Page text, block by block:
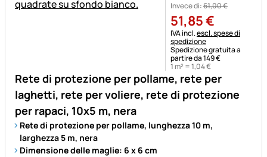
Rete di protezione per pollame, rete per
laghetti, rete per voliere, rete di protezione
per rapaci, 10x5 m, nera
Rete di protezione per pollame, lunghezza 10 m,
larghezza 5 m, nera
Dimensione delle maglie: 6 x 6 cm
Invece di:61,00€
51,85€
Informazioni fiscali:
IVA incl.escl. spese di
spedizione
Spedizione gratuita a
partire da 149 €
1 m² =1,04€